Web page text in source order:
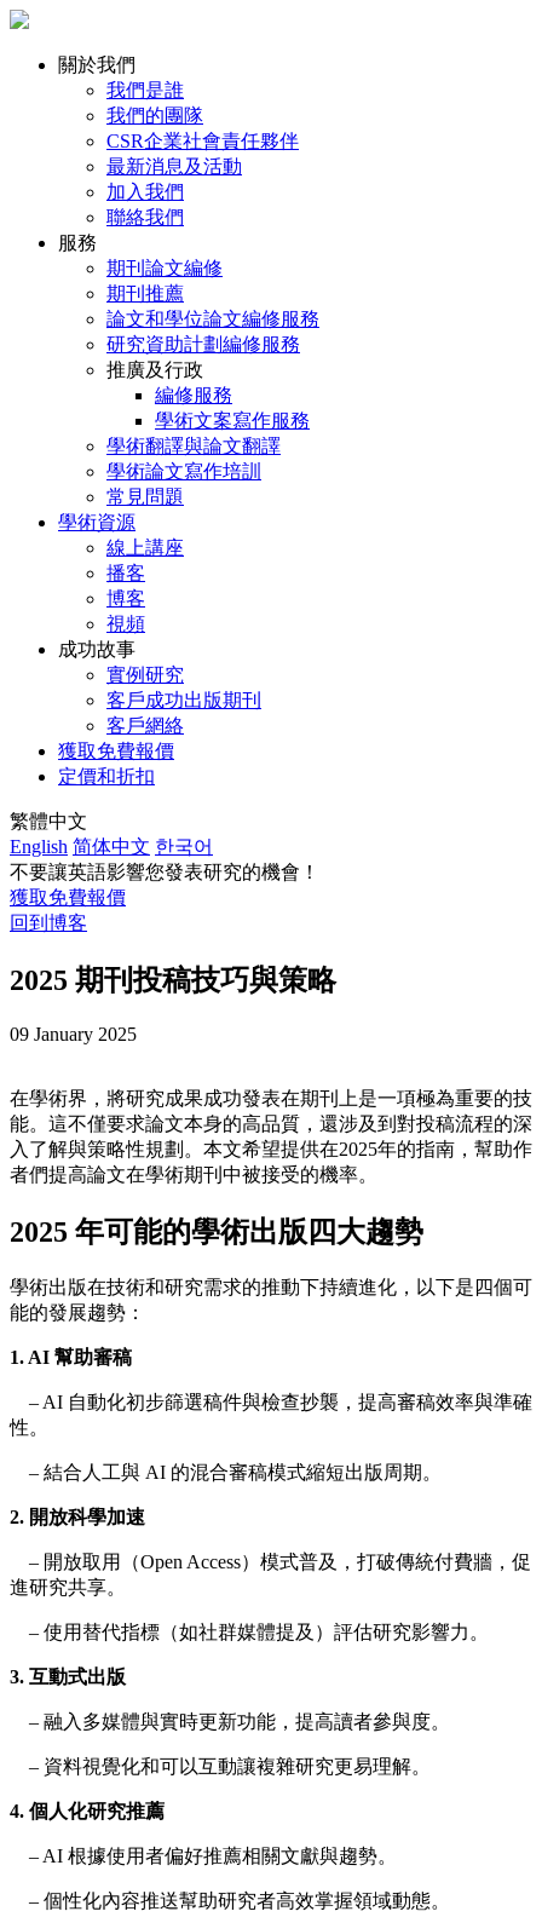
關於我們
我們是誰
我們的團隊
CSR企業社會責任夥伴
最新消息及活動
加入我們
聯絡我們
服務
期刊論文編修
期刊推薦
論文和學位論文編修服務
研究資助計劃編修服務
推廣及行政
編修服務
學術文案寫作服務
學術翻譯與論文翻譯
學術論文寫作培訓
常見問題
學術資源
線上講座
播客
博客
視頻
成功故事
實例研究
客戶成功出版期刊
客戶網絡
獲取免費報價
定價和折扣
繁體中文
English 简体中文 한국어
不要讓英語影響您發表研究的機會！
獲取免費報價
回到博客
2025 期刊投稿技巧與策略
09 January 2025
在學術界，將研究成果成功發表在期刊上是一項極為重要的技
能。這不僅要求論文本身的高品質，還涉及到對投稿流程的深
入了解與策略性規劃。本文希望提供在2025年的指南，幫助作
者們提高論文在學術期刊中被接受的機率。
2025 年可能的學術出版四大趨勢
學術出版在技術和研究需求的推動下持續進化，以下是四個可
能的發展趨勢：
1. AI 幫助審稿
– AI 自動化初步篩選稿件與檢查抄襲，提高審稿效率與準確
性。
– 結合人工與 AI 的混合審稿模式縮短出版周期。
2. 開放科學加速
– 開放取用（Open Access）模式普及，打破傳統付費牆，促
進研究共享。
– 使用替代指標（如社群媒體提及）評估研究影響力。
3. 互動式出版
– 融入多媒體與實時更新功能，提高讀者參與度。
– 資料視覺化和可以互動讓複雜研究更易理解。
4. 個人化研究推薦
– AI 根據使用者偏好推薦相關文獻與趨勢。
– 個性化內容推送幫助研究者高效掌握領域動態。